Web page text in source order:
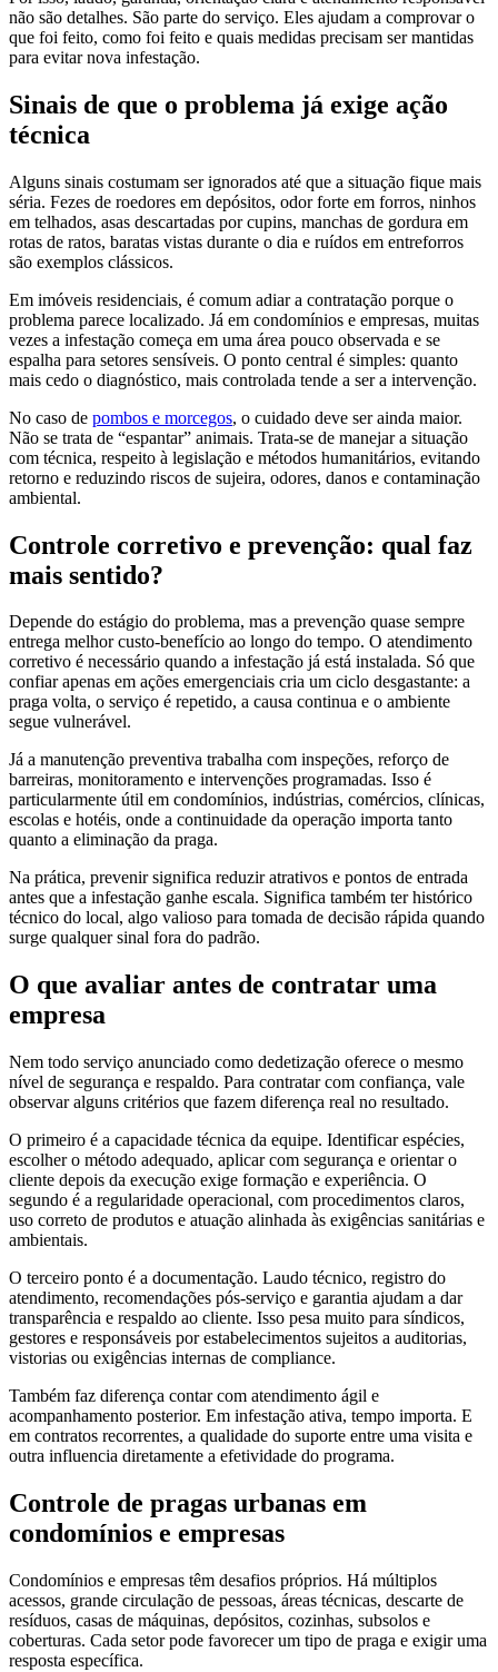
não são detalhes. São parte do serviço. Eles ajudam a comprovar o
que foi feito, como foi feito e quais medidas precisam ser mantidas
para evitar nova infestação.
Sinais de que o problema já exige ação
técnica
Alguns sinais costumam ser ignorados até que a situação fique mais
séria. Fezes de roedores em depósitos, odor forte em forros, ninhos
em telhados, asas descartadas por cupins, manchas de gordura em
rotas de ratos, baratas vistas durante o dia e ruídos em entreforros
são exemplos clássicos.
Em imóveis residenciais, é comum adiar a contratação porque o
problema parece localizado. Já em condomínios e empresas, muitas
vezes a infestação começa em uma área pouco observada e se
espalha para setores sensíveis. O ponto central é simples: quanto
mais cedo o diagnóstico, mais controlada tende a ser a intervenção.
No caso de pombos e morcegos, o cuidado deve ser ainda maior.
Não se trata de “espantar” animais. Trata-se de manejar a situação
com técnica, respeito à legislação e métodos humanitários, evitando
retorno e reduzindo riscos de sujeira, odores, danos e contaminação
ambiental.
Controle corretivo e prevenção: qual faz
mais sentido?
Depende do estágio do problema, mas a prevenção quase sempre
entrega melhor custo-benefício ao longo do tempo. O atendimento
corretivo é necessário quando a infestação já está instalada. Só que
confiar apenas em ações emergenciais cria um ciclo desgastante: a
praga volta, o serviço é repetido, a causa continua e o ambiente
segue vulnerável.
Já a manutenção preventiva trabalha com inspeções, reforço de
barreiras, monitoramento e intervenções programadas. Isso é
particularmente útil em condomínios, indústrias, comércios, clínicas,
escolas e hotéis, onde a continuidade da operação importa tanto
quanto a eliminação da praga.
Na prática, prevenir significa reduzir atrativos e pontos de entrada
antes que a infestação ganhe escala. Significa também ter histórico
técnico do local, algo valioso para tomada de decisão rápida quando
surge qualquer sinal fora do padrão.
O que avaliar antes de contratar uma
empresa
Nem todo serviço anunciado como dedetização oferece o mesmo
nível de segurança e respaldo. Para contratar com confiança, vale
observar alguns critérios que fazem diferença real no resultado.
O primeiro é a capacidade técnica da equipe. Identificar espécies,
escolher o método adequado, aplicar com segurança e orientar o
cliente depois da execução exige formação e experiência. O
segundo é a regularidade operacional, com procedimentos claros,
uso correto de produtos e atuação alinhada às exigências sanitárias e
ambientais.
O terceiro ponto é a documentação. Laudo técnico, registro do
atendimento, recomendações pós-serviço e garantia ajudam a dar
transparência e respaldo ao cliente. Isso pesa muito para síndicos,
gestores e responsáveis por estabelecimentos sujeitos a auditorias,
vistorias ou exigências internas de compliance.
Também faz diferença contar com atendimento ágil e
acompanhamento posterior. Em infestação ativa, tempo importa. E
em contratos recorrentes, a qualidade do suporte entre uma visita e
outra influencia diretamente a efetividade do programa.
Controle de pragas urbanas em
condomínios e empresas
Condomínios e empresas têm desafios próprios. Há múltiplos
acessos, grande circulação de pessoas, áreas técnicas, descarte de
resíduos, casas de máquinas, depósitos, cozinhas, subsolos e
coberturas. Cada setor pode favorecer um tipo de praga e exigir uma
resposta específica.